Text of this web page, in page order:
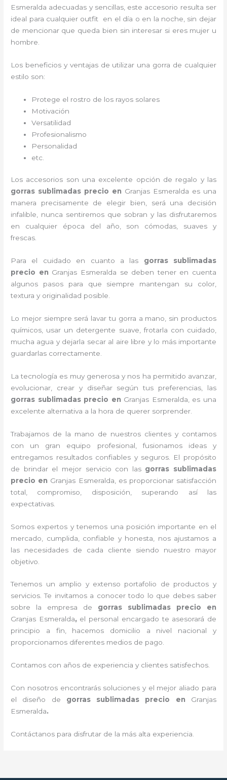
Esmeralda adecuadas y sencillas, este accesorio resulta ser
ideal para cualquier outfit en el día o en la noche, sin dejar
de mencionar que queda bien sin interesar si eres mujer u
hombre.
Los beneficios y ventajas de utilizar una gorra de cualquier
estilo son:
Protege el rostro de los rayos solares
Motivación
Versatilidad
Profesionalismo
Personalidad
etc.
Los accesorios son una excelente opción de regalo y las
gorras sublimadas precio en Granjas Esmeralda es una
manera precisamente de elegir bien, será una decisión
infalible, nunca sentiremos que sobran y las disfrutaremos
en cualquier época del año, son cómodas, suaves y
frescas.
Para el cuidado en cuanto a las gorras sublimadas
precio en Granjas Esmeralda se deben tener en cuenta
algunos pasos para que siempre mantengan su color,
textura y originalidad posible.
Lo mejor siempre será lavar tu gorra a mano, sin productos
químicos, usar un detergente suave, frotarla con cuidado,
mucha agua y dejarla secar al aire libre y lo más importante
guardarlas correctamente.
La tecnología es muy generosa y nos ha permitido avanzar,
evolucionar, crear y diseñar según tus preferencias, las
gorras sublimadas precio en Granjas Esmeralda, es una
excelente alternativa a la hora de querer sorprender.
Trabajamos de la mano de nuestros clientes y contamos
con un gran equipo profesional, fusionamos ideas y
entregamos resultados confiables y seguros. El propósito
de brindar el mejor servicio con las gorras sublimadas
precio en Granjas Esmeralda, es proporcionar satisfacción
total, compromiso, disposición, superando así las
expectativas.
Somos expertos y tenemos una posición importante en el
mercado, cumplida, confiable y honesta, nos ajustamos a
las necesidades de cada cliente siendo nuestro mayor
objetivo.
Tenemos un amplio y extenso portafolio de productos y
servicios. Te invitamos a conocer todo lo que debes saber
sobre la empresa de gorras sublimadas precio en
Granjas Esmeralda, el personal encargado te asesorará de
principio a fin, hacemos domicilio a nivel nacional y
proporcionamos diferentes medios de pago.
Contamos con años de experiencia y clientes satisfechos.
Con nosotros encontrarás soluciones y el mejor aliado para
el diseño de gorras sublimadas precio en Granjas
Esmeralda.
Contáctanos para disfrutar de la más alta experiencia.